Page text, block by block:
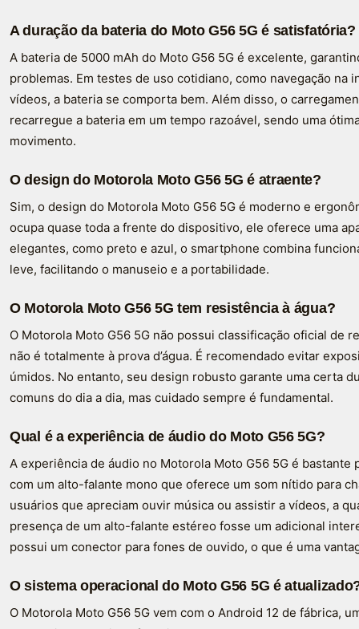
A duração da bateria do Moto G56 5G é satisfatória?
A bateria de 5000 mAh do Moto G56 5G é excelente,
problemas. Em testes de uso cotidiano, como navegação na
vídeos, a bateria se comporta bem. Além disso, o
recarregue a bateria em um tempo razoável, sendo uma
movimento.
O design do Motorola Moto G56 5G é atraente?
Sim, o design do Motorola Moto G56 5G é moderno e
ocupa quase toda a frente do dispositivo, ele oferece uma
elegantes, como preto e azul, o smartphone combina
leve, facilitando o manuseio e a portabilidade.
O Motorola Moto G56 5G tem resistência à água?
O Motorola Moto G56 5G não possui classificação oficial de
não é totalmente à prova d’água. É recomendado evitar
úmidos. No entanto, seu design robusto garante uma certa
comuns do dia a dia, mas cuidado sempre é fundamental.
Qual é a experiência de áudio do Moto G56 5G?
A experiência de áudio no Motorola Moto G56 5G é
com um alto-falante mono que oferece um som nítido para
usuários que apreciam ouvir música ou assistir a vídeos, a
presença de um alto-falante estéreo fosse um adicional
possui um conector para fones de ouvido, o que é uma
O sistema operacional do Moto G56 5G é
O Motorola Moto G56 5G vem com o Android 12 de fábrica,